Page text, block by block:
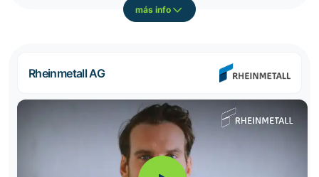
más info
Rheinmetall AG